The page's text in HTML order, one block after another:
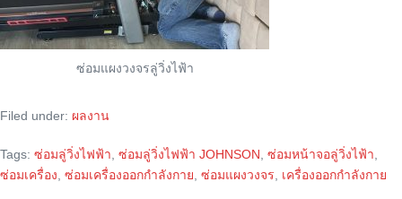
ซ่อมแผงวงจรลู่วิ่งไฟ้า
Filed under: ผลงาน
Tags: ซ่อมลู่วิ่งไฟฟ้า ซ่อมลู่วิ่งไฟฟ้า JOHNSON ซ่อมหน้าจอลู่วิ่งไฟ้า
ซ่อมเครื่อง ซ่อมเครื่องออกกำลังกาย ซ่อมแผงวงจร เครื่องออกกำลังกาย